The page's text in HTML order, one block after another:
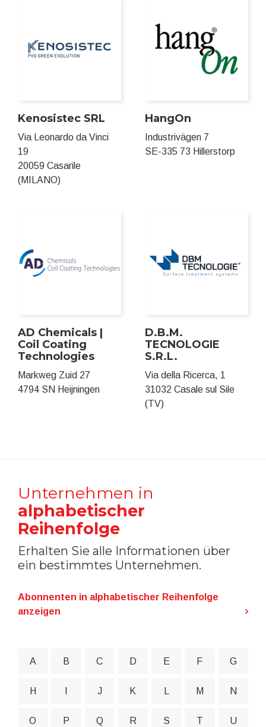
Kenosistec SRL
Via Leonardo da Vinci
19
20059 Casarile
(MILANO)
HangOn
Industrivägen 7
SE-335 73 Hillerstorp
AD Chemicals |
Coil Coating
Technologies
Markweg Zuid 27
4794 SN Heijningen
D.B.M.
TECNOLOGIE
S.R.L.
Via della Ricerca, 1
31032 Casale sul Sile
(TV)
Unternehmen in
alphabetischer
Reihenfolge
Erhalten Sie alle Informationen über
ein bestimmtes Unternehmen.
Abonnenten in alphabetischer Reihenfolge
anzeigen
A B C D E F G
H J K M N
O P Q R S T U